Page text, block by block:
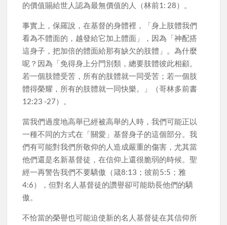
的價值賜給世人認為最無價值的人（林前1: 28）。
事實上，保羅說，在基督的身體裡，「身上肢體我們
看為不體面的，越發給它加上體面」，因為「神配搭
這身子，把加倍的體面給那有缺欠的肢體」。為什麼
呢？因為「免得身上分門別類，總要肢體彼此相顧。
若一個肢體受苦，所有的肢體就一同受苦；若一個肢
體得榮耀，所有的肢體就一同快樂。」（哥林多前書
12:23 -27）。
當我們過度地高舉已經被高舉的人時，我們可能正以
一種不同的方式在「關愛」基督身子的這個部分。我
們有可能對我們所敬仰的人造成嚴重的傷害，尤其當
他們還是名新基督徒，在信仰上還很脆弱的時候。聖
經一再警告我們不要驕傲（箴8:13；彼前5:5；雅
4:6），但對名人基督徒的讚譽卻可能助長他們的驕
傲。
不恰當的榮譽也可能迫使新的名人基督徒在其信仰所